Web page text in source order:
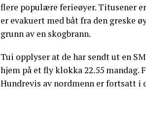
flere populære ferieøyer. Titusener
er evakuert med båt fra den greske
grunn av en skogbrann.
Tui opplyser at de har sendt ut en
hjem på et fly klokka 22.55
Hundrevis av nordmenn er fortsatt i